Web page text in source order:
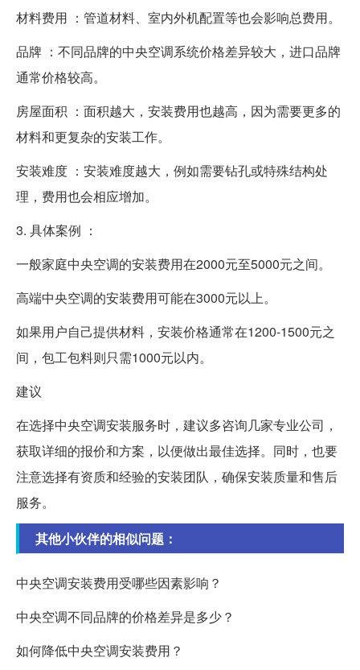
材料费用 ：管道材料、室内外机配置等也会影响总费用。
品牌 ：不同品牌的中央空调系统价格差异较大，进口品牌
通常价格较高。
房屋面积 ：面积越大，安装费用也越高，因为需要更多的
材料和更复杂的安装工作。
安装难度 ：安装难度越大，例如需要钻孔或特殊结构处
理，费用也会相应增加。
3. 具体案例 ：
一般家庭中央空调的安装费用在2000元至5000元之间。
高端中央空调的安装费用可能在3000元以上。
如果用户自己提供材料，安装价格通常在1200-1500元之
间，包工包料则只需1000元以内。
建议
在选择中央空调安装服务时，建议多咨询几家专业公司，
获取详细的报价和方案，以便做出最佳选择。同时，也要
注意选择有资质和经验的安装团队，确保安装质量和售后
服务。
其他小伙伴的相似问题：
中央空调安装费用受哪些因素影响？
中央空调不同品牌的价格差异是多少？
如何降低中央空调安装费用？